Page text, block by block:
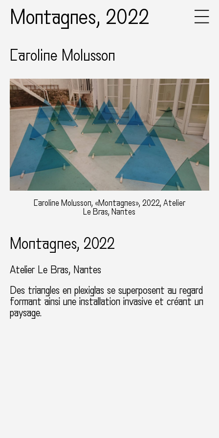
Montagnes, 2022
Caroline Molusson
Caroline Molusson, «Montagnes», 2022, Atelier
Le Bras, Nantes
Montagnes, 2022
Atelier Le Bras Nantes
Des triangles en plexiglas se superposent au regard
formant ainsi une installation invasive et créant un
paysage.